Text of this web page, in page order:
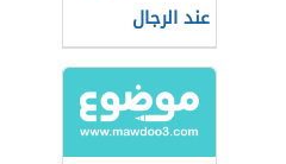
عند الرجال